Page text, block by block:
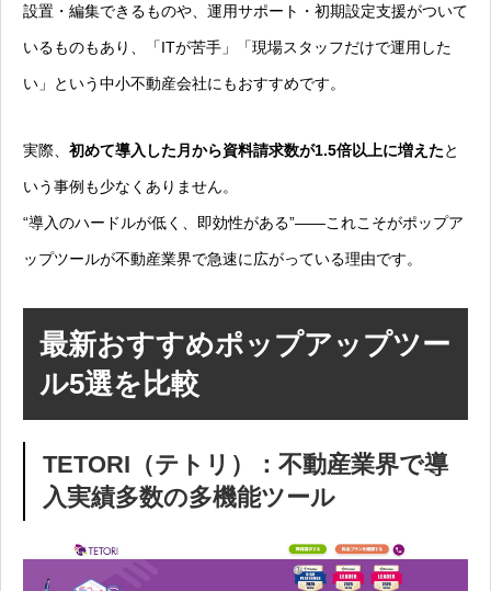
設置・編集できるものや、運用サポート・初期設定支援がついて
いるものもあり、「ITが苦手」「現場スタッフだけで運用した
い」という中小不動産会社にもおすすめです。
実際、 初めて導入した月から資料請求数が1.5倍以上に増えたと
いう事例も少なくありません。
“導入のハードルが低く、即効性がある”――これこそがポップア
ップツールが不動産業界で急速に広がっている理由です。
最新おすすめポップアップツー
ル5選を比較
TETORI（テトリ）：不動産業界で導
入実績多数の多機能ツール